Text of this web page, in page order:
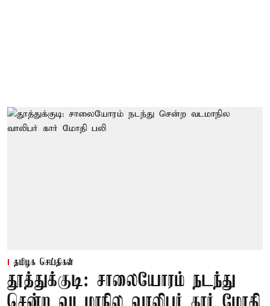
தமிழக செய்திகள்
தூத்துக்குடி: சாலையோரம் நடந்து